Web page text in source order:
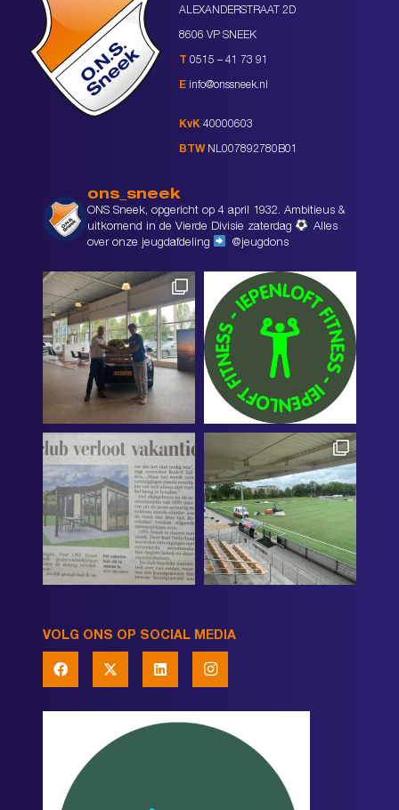
ALEXANDERSTRAAT 2D
8606 VP SNEEK
T 0515 – 41 73 91
E info@onssneek.nl
KvK 40000603
BTW NL007892780B01
ons_sneek
ONS Sneek, opgericht op 4 april 1932. Ambitieus &
uitkomend in de Vierde Divisie zaterdag
Alles
over onze jeugdafdeling
@jeugdons
VOLG ONS OP SOCIAL MEDIA